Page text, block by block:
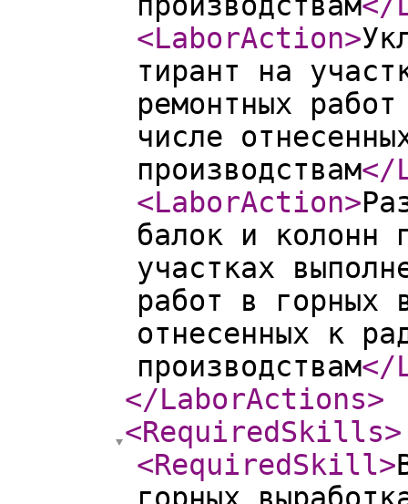
<LaborAction>
тирант на
ремонтных
числе
производствам</
<LaborAction>
балок и колонн
участках
работ в горных
отнесенных к
производствам</
</LaborActions>
<RequiredSkills>
<RequiredSkill>